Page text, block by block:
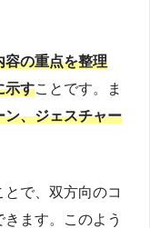
容の重点を整理
示すことです。ま
ン、ジェスチャー
とで、双方向のコ
ます。このよう